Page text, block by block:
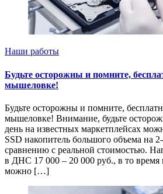
Наши работы
Будьте осторожны и помните,
мышеловке!
Будьте осторожны и помните,
мышеловке! Внимание, будьте
день на известных маркетплейсах
SSD накопитель большого объема на
сравнению с реальной стоимостью.
в ДНС 17 000 – 20 000 руб., в то
можно […]